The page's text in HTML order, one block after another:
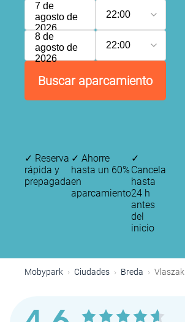
7 de
agosto de
2026
22:00
8 de
agosto de
2026
22:00
Buscar aparcamiento
✓ Reserva
rápida y
prepagada
✓ Ahorre
hasta un 60%
en
aparcamiento
✓
Cancela
hasta
24 h
antes
del
inicio
Mobypark Ciudades Breda Vlaszak